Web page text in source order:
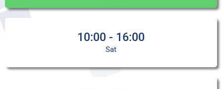
10:00 - 16:00
Sat